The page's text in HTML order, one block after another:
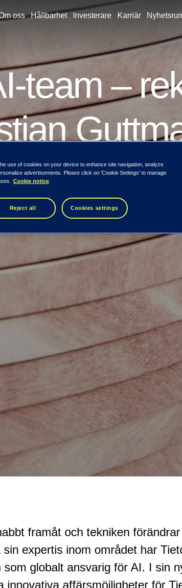
oss Hållbarhet Investerare Karriär
team –
i Norden
framåt och tekniken
expertis inom området har
globalt ansvarig för AI. I sin
affärsmöjligheter för
use of cookies on your device to enhance site navigation, analyze
advertisements. Please click on 'Cookie Settings' to manage
Cookie notice
Reject all Cookies settings